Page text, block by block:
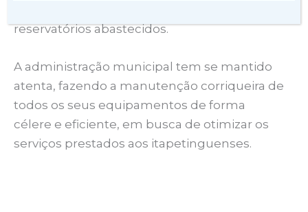
reservatórios abastecidos.
A administração municipal tem se mantido
atenta, fazendo a manutenção corriqueira de
todos os seus equipamentos de forma
célere e eficiente, em busca de otimizar os
serviços prestados aos itapetinguenses.